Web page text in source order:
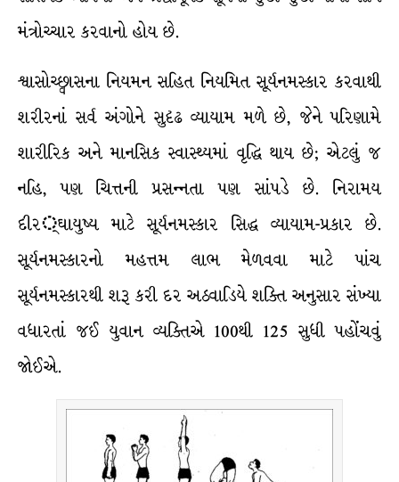
મંત્રોચ્ચાર કરવાનો હોય છે.
શ્વાસોચ્છ્વાસના નિયમન સહિત નિયમિત સૂર્યનમસ્કાર કરવાથી
શરીરનાં સર્વ અંગોને સુદૃઢ વ્યાયામ મળે છે, જેને પરિણામે
શારીરિક અને માનસિક સ્વાસ્થ્યમાં વૃદ્ધિ થાય છે; એટલું જ
નહિ, પણ ચિત્તની પ્રસન્નતા પણ સાંપડે છે. નિરામય
દીર્ઘાયુષ્ય માટે સૂર્યનમસ્કાર સિદ્ધ વ્યાયામ-પ્રકાર છે.
સૂર્યનમસ્કારનો મહત્તમ લાભ મેળવવા માટે પાંચ
સૂર્યનમસ્કારથી શરૂ કરી દર અઠવાડિયે શક્તિ અનુસાર સંખ્યા
વધારતાં જઈ યુવાન વ્યક્તિએ 100થી 125 સુધી પહોંચવું
જોઈએ.